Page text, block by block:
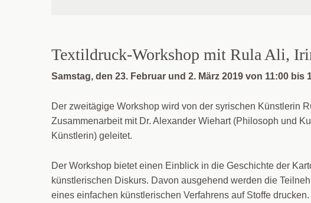
Textildruck-Workshop mit Rula Ali,
Samstag, den 23. Februar und 2. März 2019 von 11:00 bis
Der zweitägige Workshop wird von der syrischen Künstlerin
Zusammenarbeit mit Dr. Alexander Wiehart (Philosoph und
Künstlerin) geleitet.
Der Workshop bietet einen Einblick in die Geschichte der
künstlerischen Diskurs. Davon ausgehend werden die
eines einfachen künstlerischen Verfahrens auf Stoffe drucken.